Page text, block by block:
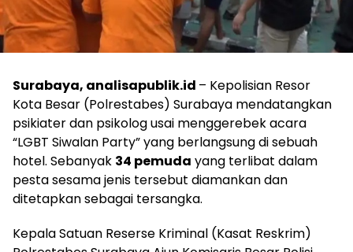
Surabaya, analisapublik.id – Kepolisian Resor
Kota Besar (Polrestabes) Surabaya mendatangkan
psikiater dan psikolog usai menggerebek acara
“LGBT Siwalan Party” yang berlangsung di sebuah
hotel. Sebanyak 34 pemuda yang terlibat dalam
pesta sesama jenis tersebut diamankan dan
ditetapkan sebagai tersangka.
​Kepala Satuan Reserse Kriminal (Kasat Reskrim)